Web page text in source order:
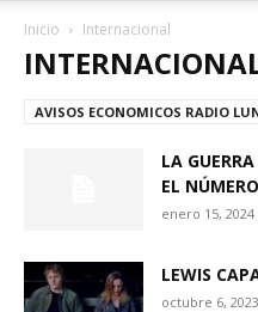
Inicio Internacional
AVISOS ECONOMICOS RADIO
LA
EL
enero 15, 2024
LEWIS
octubre 6, 2023